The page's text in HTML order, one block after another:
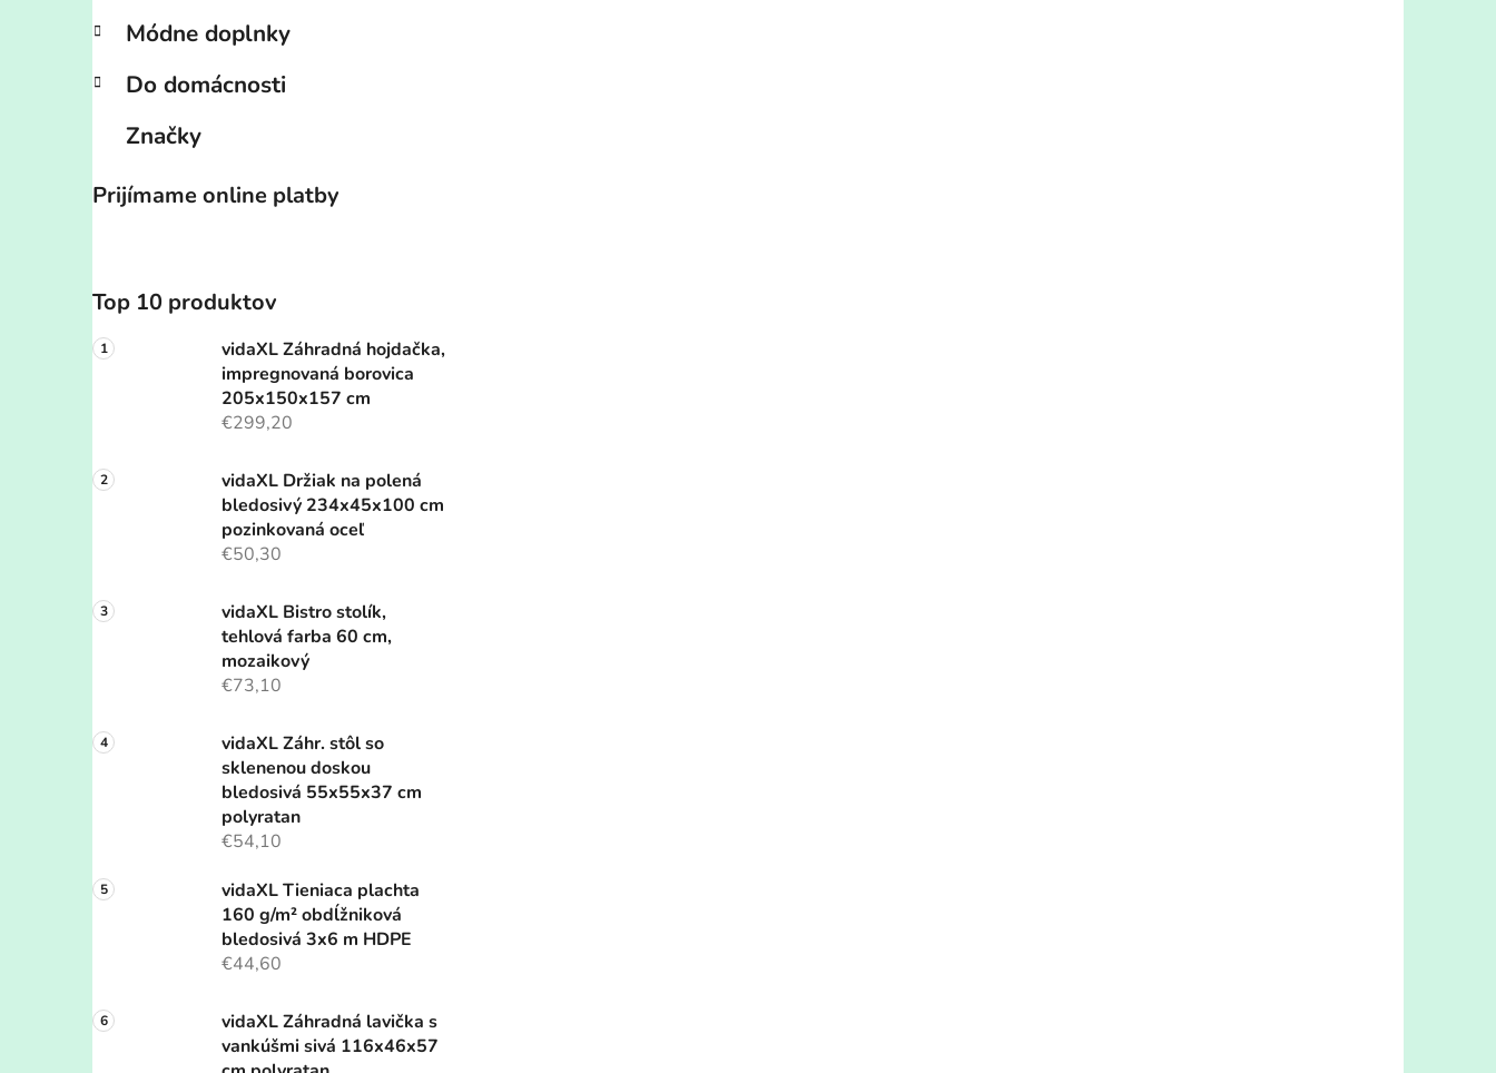
Módne doplnky
Do domácnosti
Značky
Prijímame online platby
Top 10 produktov
vidaXL Záhradná hojdačka,
impregnovaná borovica
205x150x157 cm
€299,20
vidaXL Držiak na polená
bledosivý 234x45x100 cm
pozinkovaná oceľ
€50,30
vidaXL Bistro stolík,
tehlová farba 60 cm,
mozaikový
€73,10
vidaXL Záhr. stôl so
sklenenou doskou
bledosivá 55x55x37 cm
polyratan
€54,10
vidaXL Tieniaca plachta
160 g/m² obdĺžniková
bledosivá 3x6 m HDPE
€44,60
vidaXL Záhradná lavička s
vankúšmi sivá 116x46x57